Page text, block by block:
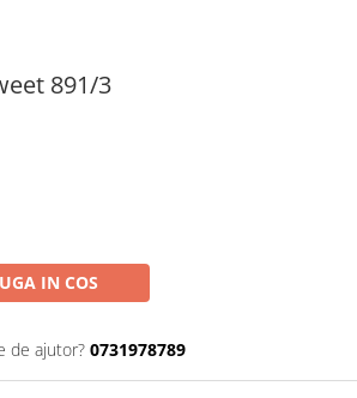
891/3
IN COS
de ajutor? 0731978789